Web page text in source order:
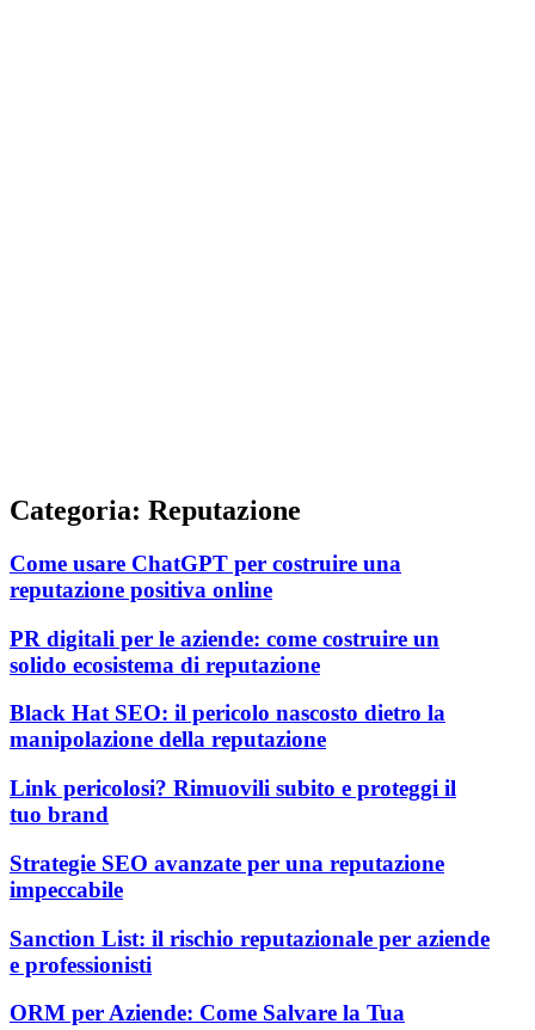
Categoria: Reputazione
Come usare ChatGPT per costruire una
reputazione positiva online
PR digitali per le aziende: come costruire un
solido ecosistema di reputazione
Black Hat SEO: il pericolo nascosto dietro la
manipolazione della reputazione
Link pericolosi? Rimuovili subito e proteggi il
tuo brand
Strategie SEO avanzate per una reputazione
impeccabile
Sanction List: il rischio reputazionale per aziende
e professionisti
ORM per Aziende: Come Salvare la Tua